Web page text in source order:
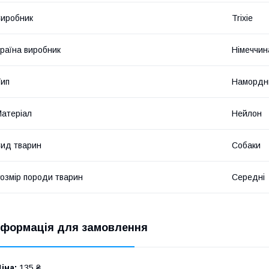
Trixie
виробник
Нейлон
тварин Собаки
породи тварин Середні
для замовлення